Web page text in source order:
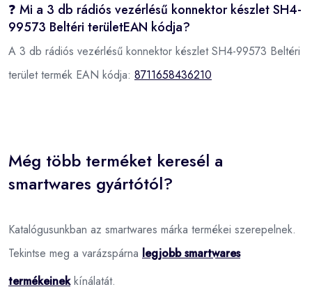
❓ Mi a 3 db rádiós vezérlésű konnektor készlet SH4-
99573 Beltéri területEAN kódja?
A 3 db rádiós vezérlésű konnektor készlet SH4-99573 Beltéri
terület termék EAN kódja: 8711658436210
Még több terméket keresél a
smartwares gyártótól?
Katalógusunkban az smartwares márka termékei szerepelnek.
Tekintse meg a varázspárna legjobb smartwares
termékeinekkínálatát.